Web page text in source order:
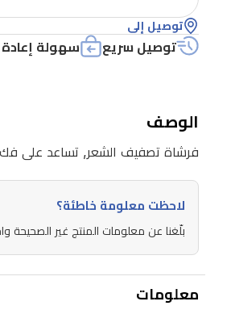
توصيل إلى
توصيل سريع سهولة إعادة
الوصف
فرشاة تصفيف الشعر, تساعد على فك
لاحظت معلومة خاطئة؟
بلّغنا عن معلومات المنتج غير الصحيحة
معلومات